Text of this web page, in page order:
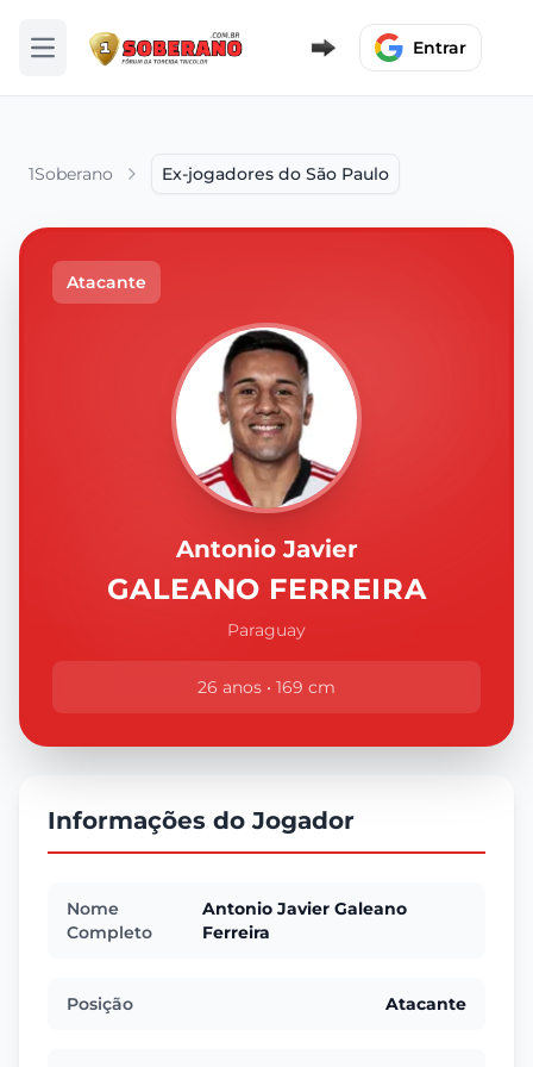
Abrir menu Entrar
1Soberano Ex-jogadores do São Paulo
Atacante
Antonio Javier
GALEANO FERREIRA
Paraguay
26 anos • 169 cm
Informações do Jogador
Nome
Completo
Antonio Javier Galeano
Ferreira
Posição Atacante